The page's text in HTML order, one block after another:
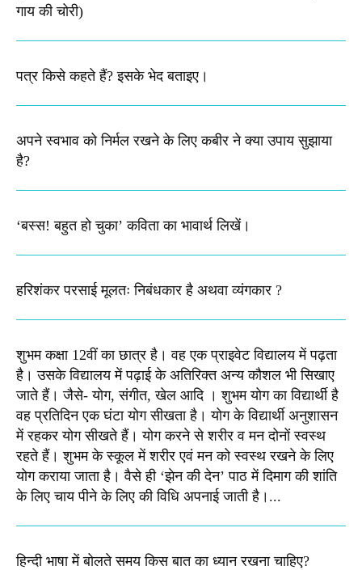
गाय की चोरी)
पत्र किसे कहते हैं? इसके भेद बताइए।
अपने स्वभाव को निर्मल रखने के लिए कबीर ने क्या उपाय सुझाया
है?
‘बस्स! बहुत हो चुका’ कविता का भावार्थ लिखें।
हरिशंकर परसाई मूलतः निबंधकार है अथवा व्यंगकार ?
शुभम कक्षा 12वीं का छात्र है। वह एक प्राइवेट विद्यालय में पढ़ता
है। उसके विद्यालय में पढ़ाई के अतिरिक्त अन्य कौशल भी सिखाए
जाते हैं। जैसे- योग, संगीत, खेल आदि । शुभम योग का विद्यार्थी है
वह प्रतिदिन एक घंटा योग सीखता है। योग के विद्यार्थी अनुशासन
में रहकर योग सीखते हैं। योग करने से शरीर व मन दोनों स्वस्थ
रहते हैं। शुभम के स्कूल में शरीर एवं मन को स्वस्थ रखने के लिए
योग कराया जाता है। वैसे ही ‘झेन की देन’ पाठ में दिमाग की शांति
के लिए चाय पीने के लिए की विधि अपनाई जाती है।...
हिन्दी भाषा में बोलते समय किस बात का ध्यान रखना चाहिए?